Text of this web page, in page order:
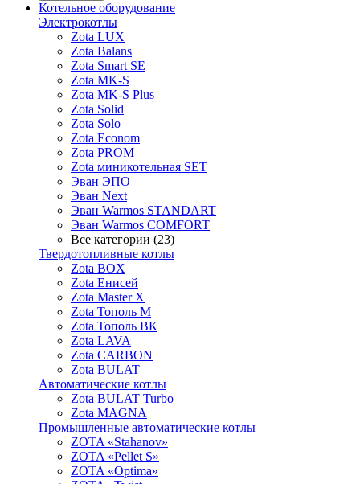
Котельное оборудование
Электрокотлы
Zota LUX
Zota Balans
Zota Smart SE
Zota MK-S
Zota MK-S Plus
Zota Solid
Zota Solo
Zota Econom
Zota PROM
Zota миникотельная SET
Эван ЭПО
Эван Next
Эван Warmos STANDART
Эван Warmos COMFORT
Все категории (23)
Твердотопливные котлы
Zota BOX
Zota Енисей
Zota Master X
Zota Тополь М
Zota Тополь ВК
Zota LAVA
Zota CARBON
Zota BULAT
Автоматические котлы
Zota BULAT Turbo
Zota MAGNA
Промышленные автоматические котлы
ZOTA «Stahanov»
ZOTA «Pellet S»
ZOTA «Optima»